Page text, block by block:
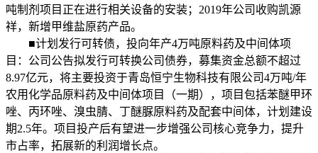
吨制剂项目正在进行相关设备的安装；2019年公司收购凯源
祥，新增甲维盐原药产品。
■计划发行可转债，投向年产4万吨原料药及中间体项
目：公司公告拟发行可转换公司债券，募集资金总额不超过
8.97亿元，将主要投资于青岛恒宁生物科技有限公司4万吨/年
农用化学品原料药及中间体项目（一期），项目包括苯醚甲环
唑、丙环唑、溴虫腈、丁醚脲原料药及配套中间体，计划建设
期2.5年。项目投产后有望进一步增强公司核心竞争力，提升
市占率，拓展新的利润增长点。